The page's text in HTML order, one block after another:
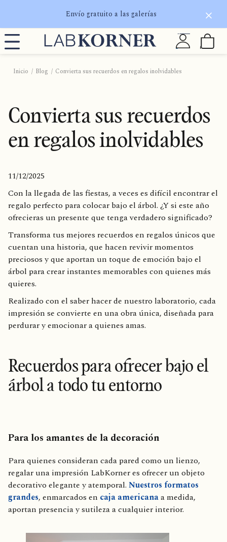
Envío gratuito a las galerías
Inicio Blog Convierta sus recuerdos en regalos inolvidables
Convierta sus recuerdos
en regalos inolvidables
11/12/2025
Con la llegada de las fiestas, a veces es difícil encontrar el
regalo perfecto para colocar bajo el árbol. ¿Y si este año
ofrecieras un presente que tenga verdadero significado?
Transforma tus mejores recuerdos en regalos únicos que
cuentan una historia, que hacen revivir momentos
preciosos y que aportan un toque de emoción bajo el
árbol para crear instantes memorables con quienes más
quieres.
Realizado con el saber hacer de nuestro laboratorio, cada
impresión se convierte en una obra única, diseñada para
perdurar y emocionar a quienes amas.
Recuerdos para ofrecer bajo el
árbol a todo tu entorno
Para los amantes de la decoración
Para quienes consideran cada pared como un lienzo,
regalar una impresión LabKorner es ofrecer un objeto
decorativo elegante y atemporal. Nuestros formatos
grandes, enmarcados en caja americanaa medida,
aportan presencia y sutileza a cualquier interior.